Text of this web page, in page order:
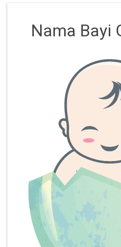
Nama Bayi